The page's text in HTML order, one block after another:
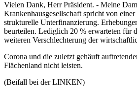
Vielen Dank, Herr Präsident. - Meine
Krankenhausgesellschaft spricht von
strukturelle Unterfinanzierung.
beurteilen. Lediglich 20 % erwarteten für
weiteren Verschlechterung der
Corona und die zuletzt gehäuft
Flächenland nicht leisten.
(Beifall bei der LINKEN)